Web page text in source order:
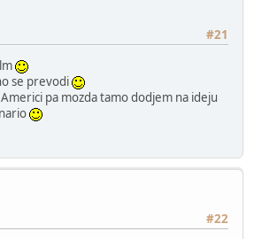
#21
se prevodi
pa mozda tamo dodjem na ideju
#22